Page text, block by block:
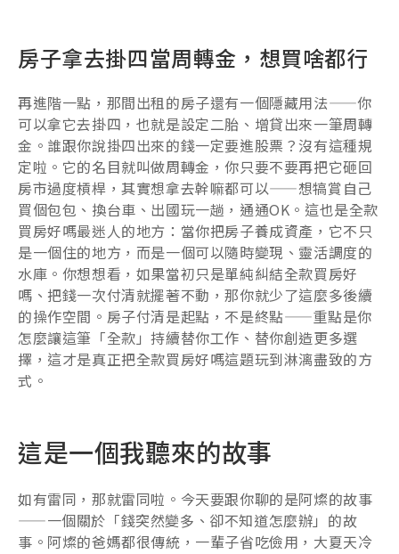
房子拿去掛四當周轉金，想買啥都行
再進階一點，那間出租的房子還有一個隱藏用法——你
可以拿它去掛四，也就是設定二胎、增貸出來一筆周轉
金。誰跟你說掛四出來的錢一定要進股票？沒有這種規
定啦。它的名目就叫做周轉金，你只要不要再把它砸回
房市過度槓桿，其實想拿去幹嘛都可以——想犒賞自己
買個包包、換台車、出國玩一趟，通通OK。這也是全款
買房好嗎最迷人的地方：當你把房子養成資產，它不只
是一個住的地方，而是一個可以隨時變現、靈活調度的
水庫。你想想看，如果當初只是單純糾結全款買房好
嗎、把錢一次付清就擺著不動，那你就少了這麼多後續
的操作空間。房子付清是起點，不是終點——重點是你
怎麼讓這筆「全款」持續替你工作、替你創造更多選
擇，這才是真正把全款買房好嗎這題玩到淋漓盡致的方
式。
這是一個我聽來的故事
如有雷同，那就雷同啦。今天要跟你聊的是阿燦的故事
——一個關於「錢突然變多、卻不知道怎麼辦」的故
事。阿燦的爸媽都很傳統，一輩子省吃儉用，大夏天冷